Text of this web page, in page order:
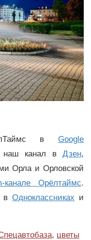
в Google
канал вДзен,
Орла и Орловской
канале Орёлтаймс.
вОдноклассниках и
, цветы